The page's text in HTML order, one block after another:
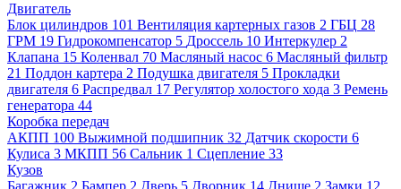
Двигатель
Блок цилиндров 101 Вентиляция картерных газов 2 ГБЦ 28
ГРМ 19 Гидрокомпенсатор 5 Дроссель 10 Интеркулер 2
Клапана 15 Коленвал 70 Масляный насос 6 Масляный фильтр
21 Поддон картера 2 Подушка двигателя 5 Прокладки
двигателя 6 Распредвал 17 Регулятор холостого хода 3 Ремень
генератора 44
Коробка передач
АКПП 100 Выжимной подшипник 32 Датчик скорости 6
Кулиса 3 МКПП 56 Сальник 1 Сцепление 33
Кузов